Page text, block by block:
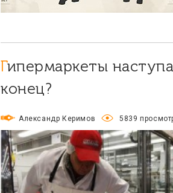
Гипермаркеты наступают на мясные магазины! Это
конец?
Александр Керимов 5839